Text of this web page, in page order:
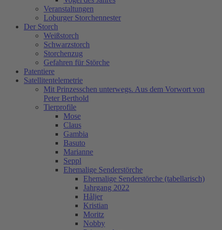
Veranstaltungen
Loburger Storchennester
Der Storch
Weißstorch
Schwarzstorch
Storchenzug
Gefahren für Störche
Patentiere
Satellitentelemetrie
Mit Prinzesschen unterwegs. Aus dem Vorwort von
Peter Berthold
Tierprofile
Mose
Claus
Gambia
Basuto
Marianne
Seppl
Ehemalige Senderstörche
Ehemalige Senderstörche (tabellarisch)
Jahrgang 2022
Håljer
Kristian
Moritz
Nobby